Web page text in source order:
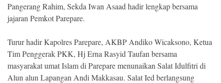
Pangerang Rahim, Sekda Iwan Asaad hadir lengkap bersama
jajaran Pemkot Parepare.
Turur hadir Kapolres Parepare, AKBP Andiko Wicaksono, Ketua
Tim Penggerak PKK, Hj Erna Rasyid Taufan bersama
masyarakat umat Islam di Parepare menunaikan Salat Idulfitri di
Alun alun Lapangan Andi Makkasau. Salat Ied berlangsung